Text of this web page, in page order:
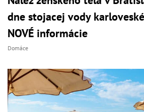
dne stojacej vody
NOVÉ informácie
Domáce